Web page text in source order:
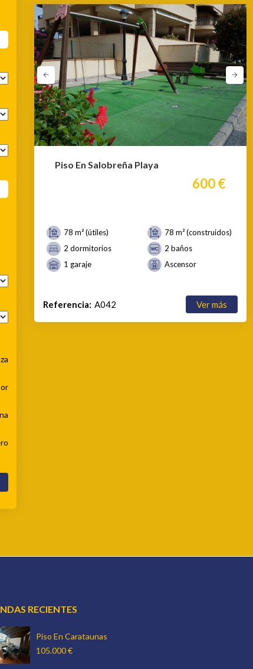
Piso En Salobreña Playa
600 €
78 m² (útiles)
78 m² (construidos)
2 dormitorios
2 baños
1 garaje
Ascensor
Referencia: A042 Ver más
RECIENTES
Piso En Carataunas
105.000 €